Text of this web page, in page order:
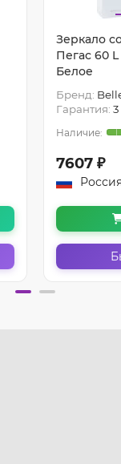
Зеркало
Пегас 60 L
Белое
Бренд:
Гарантия: 3
7607 ₽
Россия